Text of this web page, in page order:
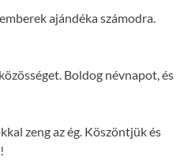
ajándéka számodra.
Boldog névnapot, és
zeng az ég. Köszöntjük és